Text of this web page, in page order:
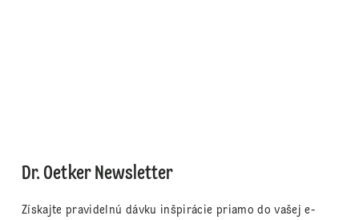
Dr. Oetker Newsletter
Získajte pravidelnú dávku inšpirácie priamo do vašej e-